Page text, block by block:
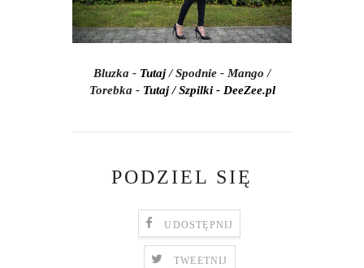
Bluzka - Tutaj/ Spodnie - Mango /
Torebka - Tutaj/ Szpilki - DeeZee.pl
PODZIEL SIĘ
UDOSTĘPNIJ
TWEETNIJ